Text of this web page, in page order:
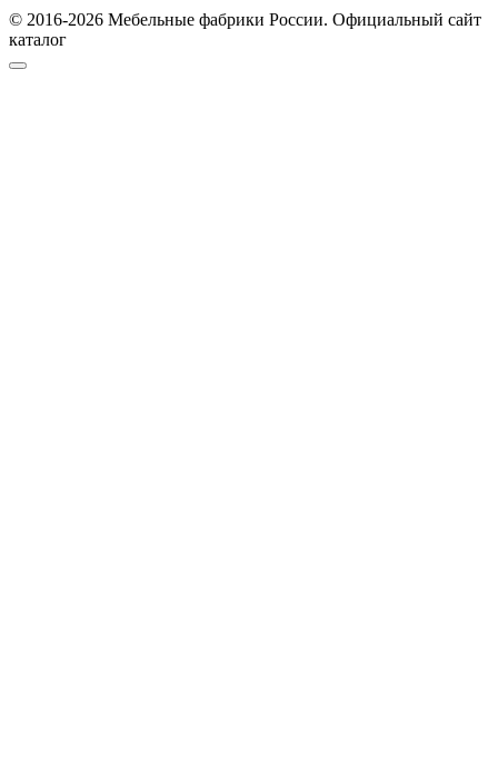
© 2016-2026 Мебельные фабрики России. Официальный сайт
каталог